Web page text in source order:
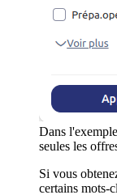
Dans
seules les
Si vous
certains mots-